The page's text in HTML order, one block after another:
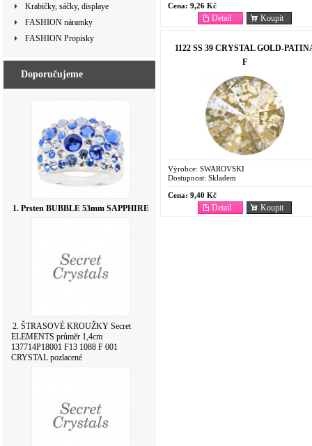
Krabičky, sáčky, displaye
FASHION náramky
FASHION Propisky
Doporučujeme
1. Prsten BUBBLE 53mm SAPPHIRE
2. ŠTRASOVÉ KROUŽKY Secret
ELEMENTS průměr 1,4cm
137714P18001 F13 1088 F 001
CRYSTAL pozlacené
Cena: 9,26 Kč
Koupit
Detail
1122 SS 39 CRYSTAL GOLD-
F
Výrobce: SWAROVSKI
Dostupnost: Skladem
Cena: 9,40 Kč
Koupit
Detail